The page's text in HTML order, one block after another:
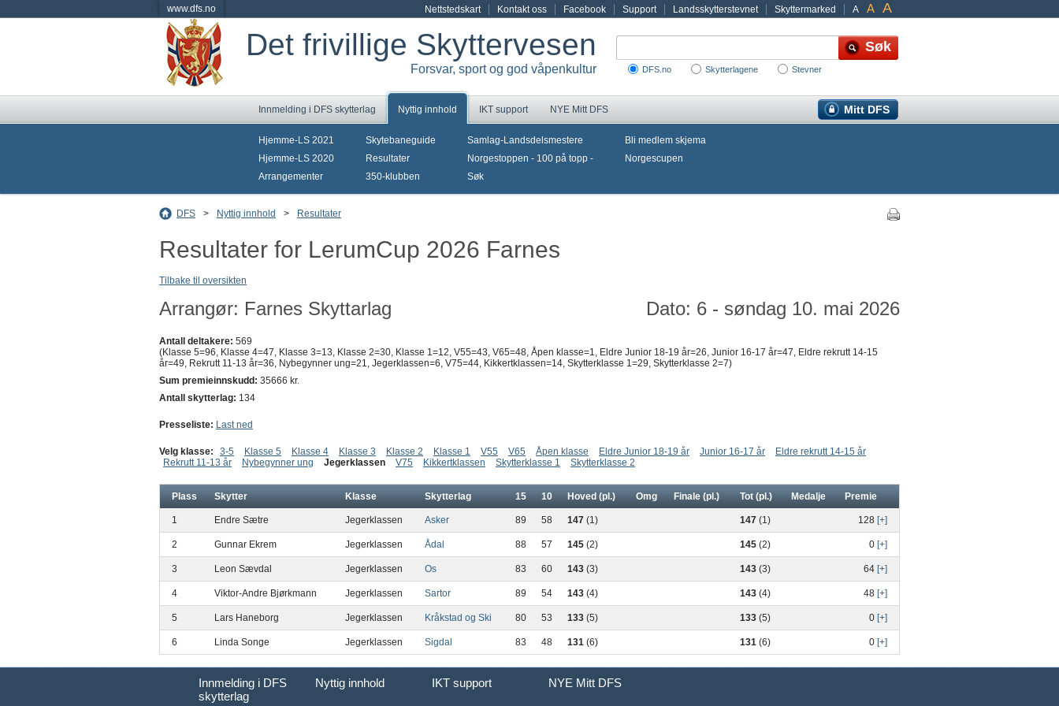
www.dfs.no A A A
Nettstedskart Kontakt oss Facebook Support Landsskytterstevnet Skyttermarked
Det frivillige Skyttervesen
Forsvar, sport og god våpenkultur DFS.no Skytterlagene Stevner
Innmelding i DFS skytterlag Nyttig innhold IKT support Mitt DFS
NYE Mitt DFS
Hjemme-LS 2021
Hjemme-LS 2020
Arrangementer
Skytebaneguide
Resultater
350-klubben
Samlag-Landsdelsmestere
Norgestoppen - 100 på topp -
Søk
Bli medlem skjema
Norgescupen
DFS > Nyttig innhold > Resultater
Resultater for LerumCup 2026 Farnes
Tilbake til oversikten
Arrangør: Farnes Skyttarlag Dato: 6 - søndag 10. mai 2026
Antall deltakere: 569
(Klasse 5=96, Klasse 4=47, Klasse 3=13, Klasse 2=30, Klasse 1=12, V55=43, V65=48, Åpen klasse=1, Eldre Junior 18-19 år=26, Junior 16-17 år=47, Eldre rekrutt 14-15
år=49, Rekrutt 11-13 år=36, Nybegynner ung=21, Jegerklassen=6, V75=44, Kikkertklassen=14, Skytterklasse 1=29, Skytterklasse 2=7)
Sum premieinnskudd: 35666 kr.
Antall skytterlag: 134
Presseliste: Last ned
Velg klasse: 3-5 Klasse 5 Klasse 4 Klasse 3 Klasse 2 Klasse 1 V55 V65 Åpen klasse Eldre Junior 18-19 år Junior 16-17 år
Eldre rekrutt 14-15 år
Rekrutt 11-13 år
Nybegynner ung Jegerklassen V75 Kikkertklassen Skytterklasse 1 Skytterklasse 2
Plass Skytter Klasse Skytterlag 15 10 Hoved (pl.) Omg Finale (pl.) Tot (pl.) Medalje Premie
1 Endre Sætre Jegerklassen Asker 89 58 147 (1) 147 (1) 128 [+]
2 Gunnar Ekrem Jegerklassen Ådal 88 57 145 (2) 145 (2) 0 [+]
3 Leon Sævdal Jegerklassen Os 83 60 143 (3) 143 (3) 64 [+]
4 Viktor-Andre Bjørkmann Jegerklassen Sartor 89 54 143 (4) 143 (4) 48 [+]
5 Lars Haneborg Jegerklassen Kråkstad og Ski 80 53 133 (5) 133 (5) 0 [+]
6 Linda Songe Jegerklassen Sigdal 83 48 131 (6) 131 (6) 0 [+]
Innmelding i DFS
skytterlag
Nyttig innhold IKT support NYE Mitt DFS